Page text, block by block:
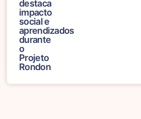
destaca
impacto
social e
aprendizados
durante
o
Projeto
Rondon